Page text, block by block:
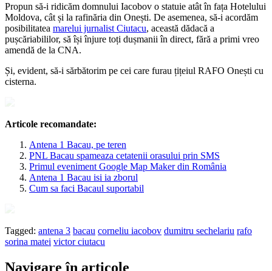
Propun să-i ridicăm domnului Iacobov o statuie atât în fața Hotelului
Moldova, cât și la rafinăria din Onești. De asemenea, să-i acordăm
posibilitatea marelui jurnalist Ciutacu, această dădacă a
pușcăriabililor, să își înjure toți dușmanii în direct, fără a primi vreo
amendă de la CNA.
Și, evident, să-i sărbătorim pe cei care furau țițeiul RAFO Onești cu
cisterna.
Articole recomandate:
Antena 1 Bacau, pe teren
PNL Bacau spameaza cetatenii orasului prin SMS
Primul eveniment Google Map Maker din România
Antena 1 Bacau isi ia zborul
Cum sa faci Bacaul suportabil
Tagged: antena 3 bacau corneliu iacobov dumitru sechelariu rafo
sorina matei victor ciutacu
Navigare în articole